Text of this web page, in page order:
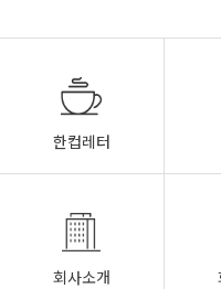
한컵레터
회사소개